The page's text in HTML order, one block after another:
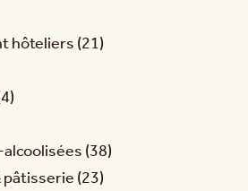
hôteliers(21)
(38)
(23)